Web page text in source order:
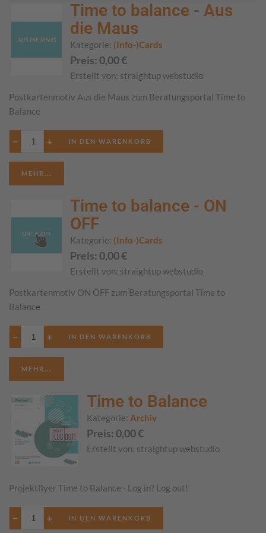
Time to balance - Aus
die Maus
Kategorie: (Info-)Cards
Preis: 0,00€
Erstellt von: straightup webstudio
Postkartenmotiv Aus die Maus zum Beratungsportal Time to
Balance
− +
MEHR...
Time to balance - ON
OFF
Kategorie: (Info-)Cards
Preis: 0,00€
Erstellt von: straightup webstudio
Postkartenmotiv ON OFF zum Beratungsportal Time to
Balance
− +
MEHR...
Time to Balance
Kategorie: Archiv
Preis: 0,00€
Erstellt von: straightup webstudio
Projektflyer Time to Balance - Log in? Log out!
− +